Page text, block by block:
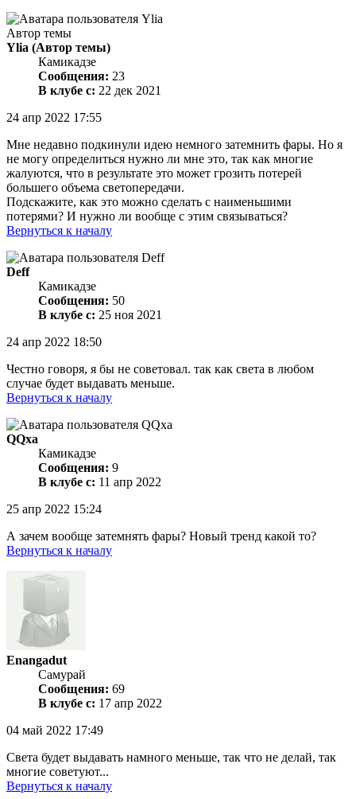
Автор темы
Ylia (Автор темы)
Камикадзе
Сообщения: 23
В клубе с: 22 дек 2021
24 апр 2022 17:55
Мне недавно подкинули идею немного затемнить фары. Но я
не могу определиться нужно ли мне это, так как многие
жалуются, что в результате это может грозить потерей
большего объема светопередачи.
Подскажите, как это можно сделать с наименьшими
потерями? И нужно ли вообще с этим связываться?
Вернуться к началу
Deff
Камикадзе
Сообщения: 50
В клубе с: 25 ноя 2021
24 апр 2022 18:50
Честно говоря, я бы не советовал. так как света в любом
случае будет выдавать меньше.
Вернуться к началу
QQxa
Камикадзе
Сообщения: 9
В клубе с: 11 апр 2022
25 апр 2022 15:24
А зачем вообще затемнять фары? Новый тренд какой то?
Вернуться к началу
Enangadut
Самурай
Сообщения: 69
В клубе с: 17 апр 2022
04 май 2022 17:49
Света будет выдавать намного меньше, так что не делай, так
многие советуют...
Вернуться к началу